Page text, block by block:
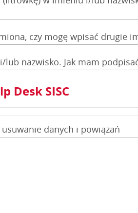
czy mogę wpisać drugie
lub nazwisko. Jak mam
Desk SISC
danych i powiązań